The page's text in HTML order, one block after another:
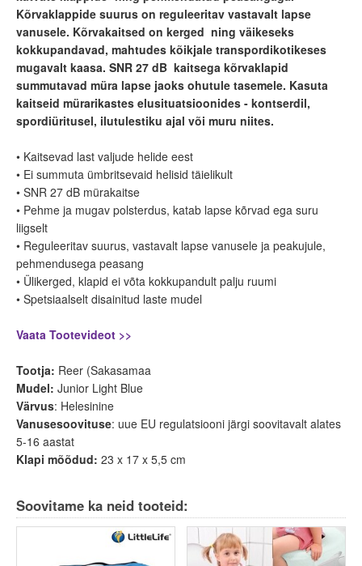
Kõrvaklappide suurus on reguleeritav vastavalt lapse
vanusele. Kõrvakaitsed on kerged ning väikeseks
kokkupandavad, mahtudes kõikjale transpordikotikeses
mugavalt kaasa. SNR 27 dB kaitsega kõrvaklapid
summutavad müra lapse jaoks ohutule tasemele. Kasuta
kaitseid mürarikastes elusituatsioonides - kontserdil,
spordiüritusel, ilutulestiku ajal või muru niites.
• Kaitsevad last valjude helide eest
• Ei summuta ümbritsevaid helisid täielikult
• SNR 27 dB mürakaitse
• Pehme ja mugav polsterdus, katab lapse kõrvad ega suru
liigselt
• Reguleeritav suurus, vastavalt lapse vanusele ja peakujule,
pehmendusega peasang
• Ülikerged, klapid ei võta kokkupandult palju ruumi
• Spetsiaalselt disainitud laste mudel
Vaata Tootevideot >>
Tootja: Reer (Sakasamaa
Mudel: Junior Light Blue
Värvus: Helesinine
Vanusesoovituse: uue EU regulatsiooni järgi soovitavalt alates
5-16 aastat
Klapi mõõdud: 23 x 17 x 5,5 cm
Soovitame ka neid tooteid: